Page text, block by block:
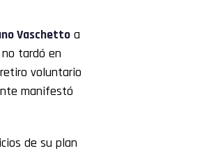
Vaschetto a
no tardó en
voluntario
manifestó
de su plan